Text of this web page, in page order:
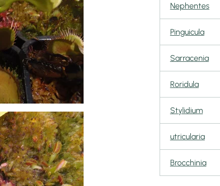
Nephentes
Pinguicula
Sarracenia
Roridula
Stylidium
utricularia
Brocchinia